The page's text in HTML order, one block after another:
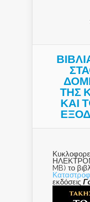
ΤΗΣ
ΚΑΙ
MB) το
εκδόσεις